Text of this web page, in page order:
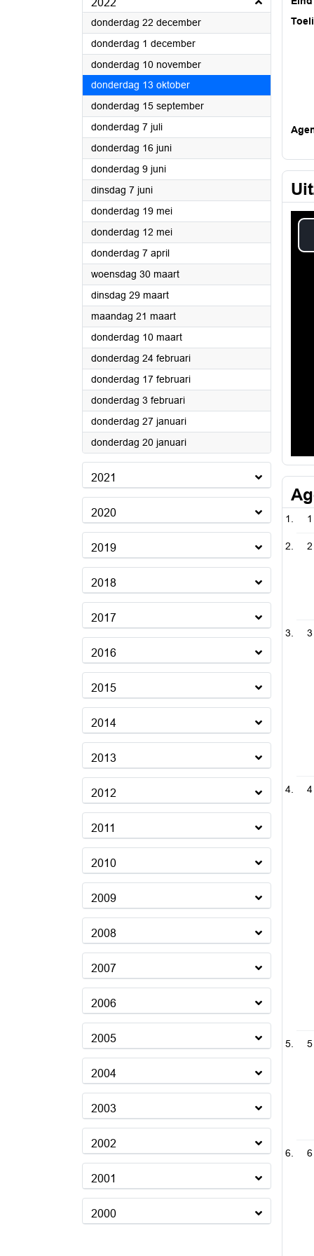
2022
donderdag 22 december2022
donderdag 1 december2022
donderdag 10 november2022
donderdag 13 oktober2022
donderdag 15 september2022
donderdag 7 juli2022
donderdag 16 juni2022
donderdag 9 juni2022
dinsdag 7 juni2022
donderdag 19 mei2022
donderdag 12 mei2022
donderdag 7 april2022
woensdag 30 maart2022
dinsdag 29 maart2022
maandag 21 maart2022
donderdag 10 maart2022
donderdag 24 februari2022
donderdag 17 februari2022
donderdag 3 februari2022
donderdag 27 januari2022
donderdag 20 januari2022
2021
2020
2019
2018
2017
2016
2015
2014
2013
2012
2011
2010
2009
2008
2007
2006
2005
2004
2003
2002
2001
2000
1
2
3
4
5
6